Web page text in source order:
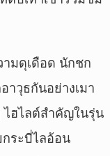
ามดุเดือด นักชก
าวุธกันอย่างเมา
ไฮไลต์สำคัญในรุ่น
ระบี่ไลอ้อน